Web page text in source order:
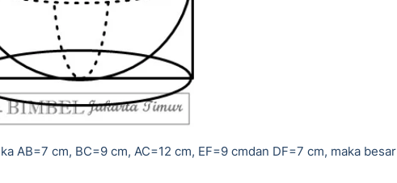
AB=7 cm, BC=9 cm, AC=12 cm, EF=9 cmdan DF=7 cm, maka besar